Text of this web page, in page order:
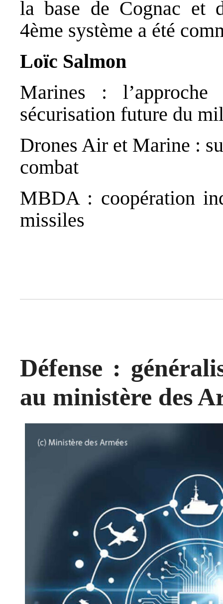
la base de Cognac et
4ème système a été
Loïc Salmon
Marines :
sécurisation future du
Drones Air et Marine :
combat
MBDA : coopération
missiles
Défense :
au ministère des